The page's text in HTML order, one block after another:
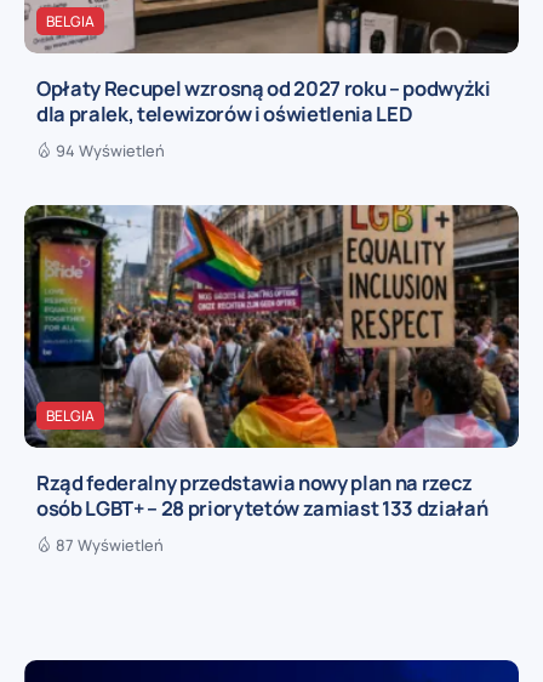
BELGIA
Opłaty Recupel wzrosną od 2027 roku – podwyżki
dla pralek, telewizorów i oświetlenia LED
94 Wyświetleń
BELGIA
Rząd federalny przedstawia nowy plan na rzecz
osób LGBT+ – 28 priorytetów zamiast 133 działań
87 Wyświetleń